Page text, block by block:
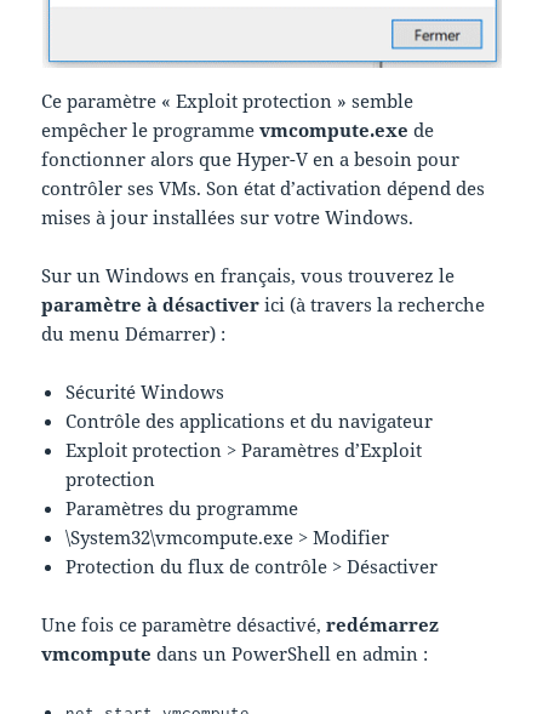
Ce paramètre « Exploit protection » semble
empêcher le programmevmcompute.exe de
fonctionner alors que Hyper-V en a besoin pour
contrôler ses VMs. Son état d’activation dépend des
mises à jour installées sur votre Windows.
Sur un Windows en français, vous trouverez le
paramètre à désactiver ici (à travers la recherche
du menu Démarrer) :
Sécurité Windows
Contrôle des applications et du navigateur
Exploit protection > Paramètres d’Exploit
protection
Paramètres du programme
\System32\vmcompute.exe > Modifier
Protection du flux de contrôle > Désactiver
Une fois ce paramètre désactivé,redémarrez
vmcompute dans un PowerShell en admin :